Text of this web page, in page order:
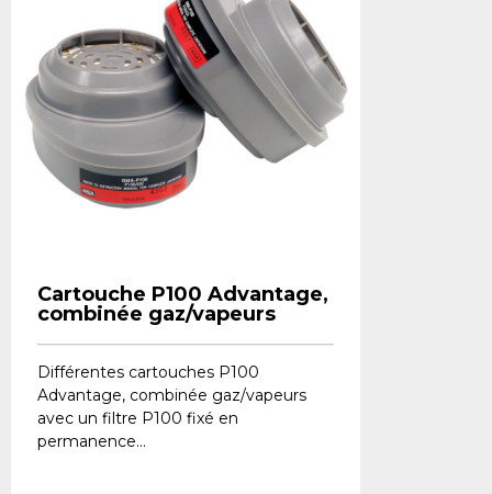
Cartouche P100 Advantage,
combinée gaz/vapeurs
Différentes cartouches P100
Advantage, combinée gaz/vapeurs
avec un filtre P100 fixé en
permanence...